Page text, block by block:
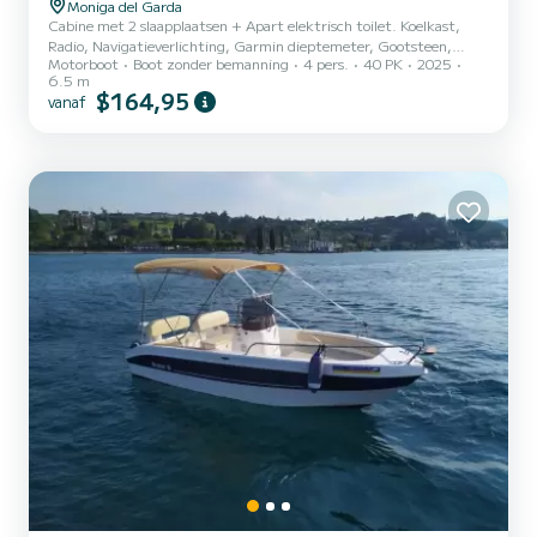
Moniga del Garda
Cabine met 2 slaapplaatsen + Apart elektrisch toilet. Koelkast,
Radio, Navigatieverlichting, Garmin dieptemeter, Gootsteen,
Buitendouche in kuip, Kuip tafel, Zonnescherm, Zonnedek voor,
Zonnedek achter, Zitbanken in de kuip, Stoelen aan stuurboord en
bakboord, Synthetisch teak dek en zijdek, Anker, Brandstoftank
Motorboot Boot zonder bemanning 4 pers. 40 PK
2025
6.5 m
vanaf $164,95